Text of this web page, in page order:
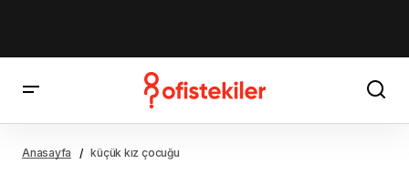
Anasayfa küçük kız çocuğu